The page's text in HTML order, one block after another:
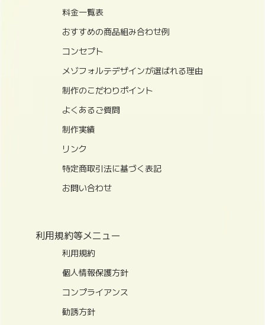
料金一覧表
おすすめの商品組み合わせ例
コンセプト
メゾフォルテデザインが選ばれる理由
制作のこだわりポイント
よくあるご質問
制作実績
リンク
特定商取引法に基づく表記
お問い合わせ
利用規約等メニュー
利用規約
個人情報保護方針
コンプライアンス
勧誘方針